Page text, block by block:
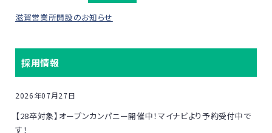
滋賀営業所開設のお知らせ
採用情報
2026年07月27日
【28卒対象】オープンカンパニー開催中！マイナビより予約受付中で
す！